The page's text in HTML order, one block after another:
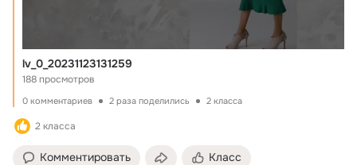
lv_0_20231123131259
188 просмотров
0 комментариев 2 раза поделились 2 класса
2 класса
Комментировать Класс